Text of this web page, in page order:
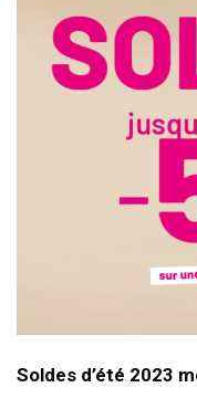
Soldes d’été 2023